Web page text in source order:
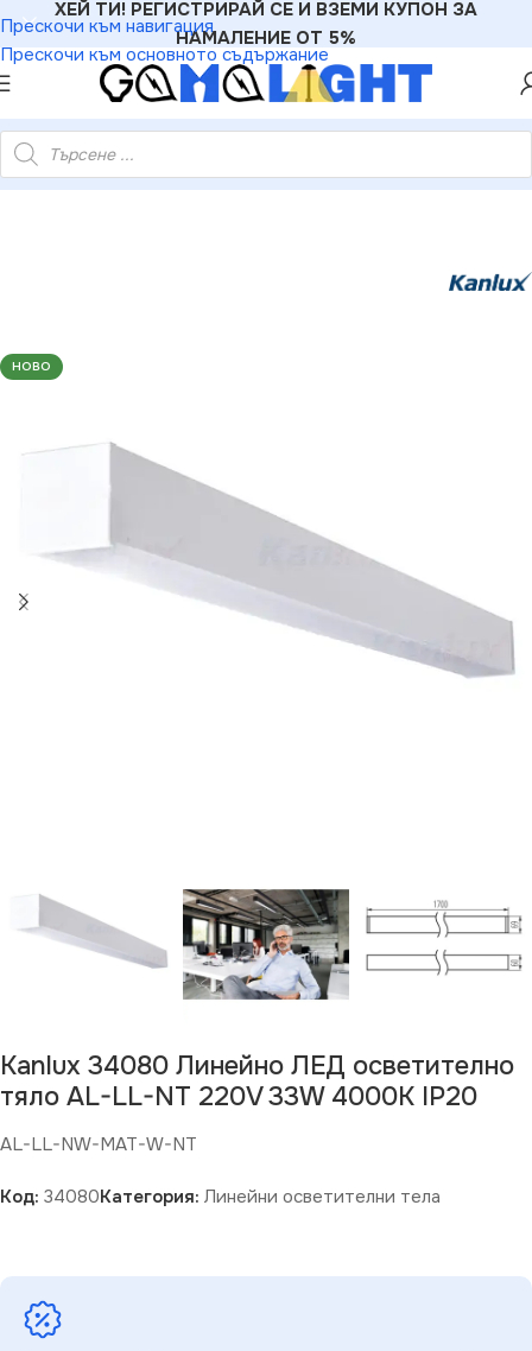
Прескочи към навигация
Прескочи към основното съдържание
ХЕЙ ТИ! РЕГИСТРИРАЙ СЕ И ВЗЕМИ КУПОН ЗА
НАМАЛЕНИЕ ОТ 5%
ЛЕД осветително тяло AL-LL-NT 220V 33W 4000K IP20
НОВО
Kanlux 34080 Линейно ЛЕД осветително
тяло AL-LL-NT 220V 33W 4000K IP20
AL-LL-NW-MAT-W-NT
Код: 34080Категория: Линейни осветителни тела